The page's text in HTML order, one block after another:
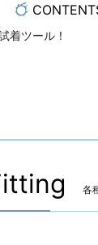
着ツール！
各